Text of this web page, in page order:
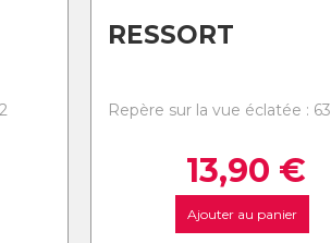
RESSORT
Repère sur la vue éclatée : 63
13,90 €
Ajouter au panier